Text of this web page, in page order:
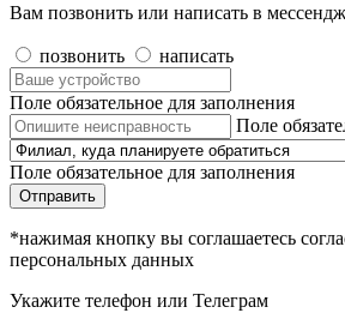
Вам позвонить или написать в
позвонить написать
Поле обязательное для заполнения
Поле
Поле обязательное для заполнения
Отправить
*нажимая кнопку вы соглашаетесь
персональных данных
Укажите телефон или Телеграм